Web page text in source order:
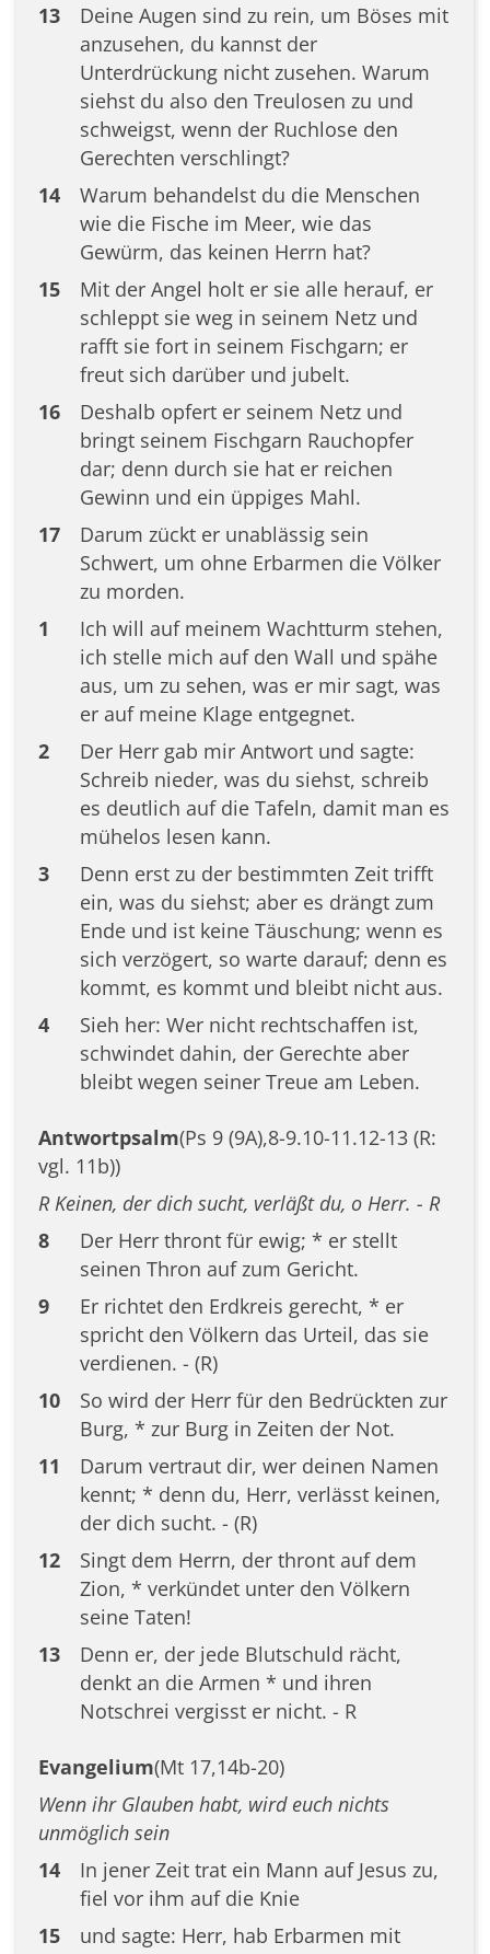
13
Deine Augen sind zu rein, um Böses mit
anzusehen, du kannst der
Unterdrückung nicht zusehen. Warum
siehst du also den Treulosen zu und
schweigst, wenn der Ruchlose den
Gerechten verschlingt?
14
Warum behandelst du die Menschen
wie die Fische im Meer, wie das
Gewürm, das keinen Herrn hat?
15
Mit der Angel holt er sie alle herauf, er
schleppt sie weg in seinem Netz und
rafft sie fort in seinem Fischgarn; er
freut sich darüber und jubelt.
16
Deshalb opfert er seinem Netz und
bringt seinem Fischgarn Rauchopfer
dar; denn durch sie hat er reichen
Gewinn und ein üppiges Mahl.
17
Darum zückt er unablässig sein
Schwert, um ohne Erbarmen die Völker
zu morden.
1
Ich will auf meinem Wachtturm stehen,
ich stelle mich auf den Wall und spähe
aus, um zu sehen, was er mir sagt, was
er auf meine Klage entgegnet.
2
Der Herr gab mir Antwort und sagte:
Schreib nieder, was du siehst, schreib
es deutlich auf die Tafeln, damit man es
mühelos lesen kann.
3
Denn erst zu der bestimmten Zeit trifft
ein, was du siehst; aber es drängt zum
Ende und ist keine Täuschung; wenn es
sich verzögert, so warte darauf; denn es
kommt, es kommt und bleibt nicht aus.
4
Sieh her: Wer nicht rechtschaffen ist,
schwindet dahin, der Gerechte aber
bleibt wegen seiner Treue am Leben.
Antwortpsalm(Ps 9 (9A),8-9.10-11.12-13 (R:
vgl. 11b))
R Keinen, der dich sucht, verläßt du, o Herr. - R
8
Der Herr thront für ewig; * er stellt
seinen Thron auf zum Gericht.
9
Er richtet den Erdkreis gerecht, * er
spricht den Völkern das Urteil, das sie
verdienen. - (R)
10
So wird der Herr für den Bedrückten zur
Burg, * zur Burg in Zeiten der Not.
11
Darum vertraut dir, wer deinen Namen
kennt; * denn du, Herr, verlässt keinen,
der dich sucht. - (R)
12
Singt dem Herrn, der thront auf dem
Zion, * verkündet unter den Völkern
seine Taten!
13
Denn er, der jede Blutschuld rächt,
denkt an die Armen * und ihren
Notschrei vergisst er nicht. - R
Evangelium(Mt 17,14b-20)
Wenn ihr Glauben habt, wird euch nichts
unmöglich sein
14
In jener Zeit trat ein Mann auf Jesus zu,
fiel vor ihm auf die Knie
15
und sagte: Herr, hab Erbarmen mit